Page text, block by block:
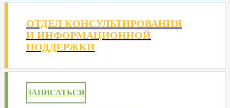
ОТДЕЛ КОНСУЛЬТИРОВАНИЯ
И ИНФОРМАЦИОННОЙ
ПОДДЕРЖКИ
ЗАПИСАТЬСЯ